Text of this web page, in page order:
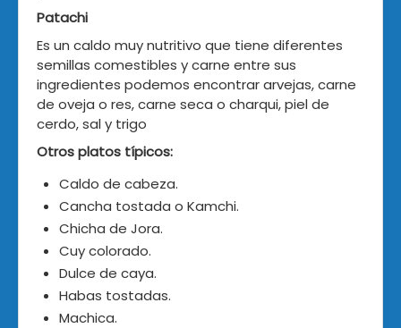
Patachi
Es un caldo muy nutritivo que tiene diferentes
semillas comestibles y carne entre sus
ingredientes podemos encontrar arvejas, carne
de oveja o res, carne seca o charqui, piel de
cerdo, sal y trigo
Otros platos típicos:
Caldo de cabeza.
Cancha tostada o Kamchi.
Chicha de Jora.
Cuy colorado.
Dulce de caya.
Habas tostadas.
Machica.